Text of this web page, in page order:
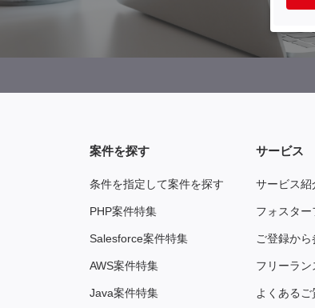
案件を探す
条件を指定して案件を探す
PHP案件特集
Salesforce案件特集
AWS案件特集
Java案件特集
サービス
サービス紹
フォスタ
ご登録か
フリーラン
よくあるご